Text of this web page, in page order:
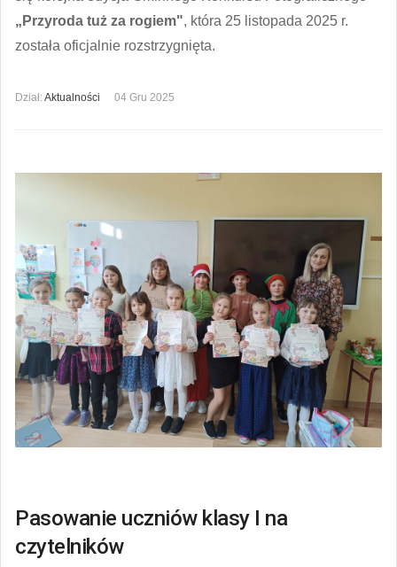
„Przyroda tuż za rogiem", która 25 listopada 2025 r.
została oficjalnie rozstrzygnięta.
Dział:Aktualności 04 Gru 2025
Pasowanie uczniów klasy I na
czytelników